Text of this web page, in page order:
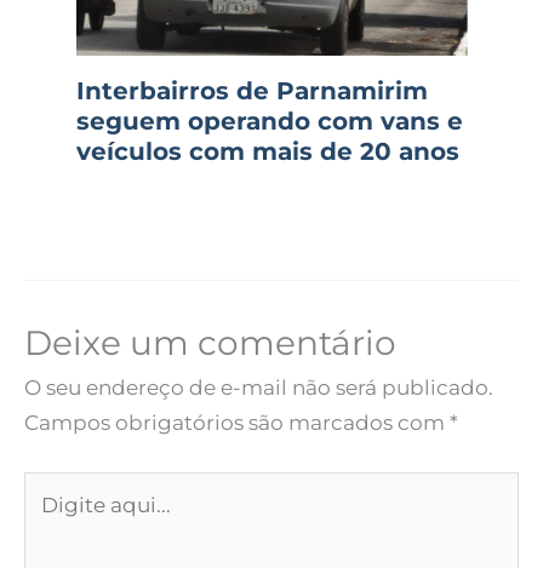
Interbairros de Parnamirim
seguem operando com vans e
veículos com mais de 20 anos
Deixe um comentário
O seu endereço de e-mail não será publicado.
Campos obrigatórios são marcados com *
aqui...